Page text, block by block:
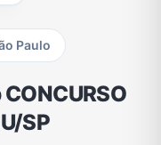
Emagrecimento e Perda de Peso Esportes
Paulo
SP